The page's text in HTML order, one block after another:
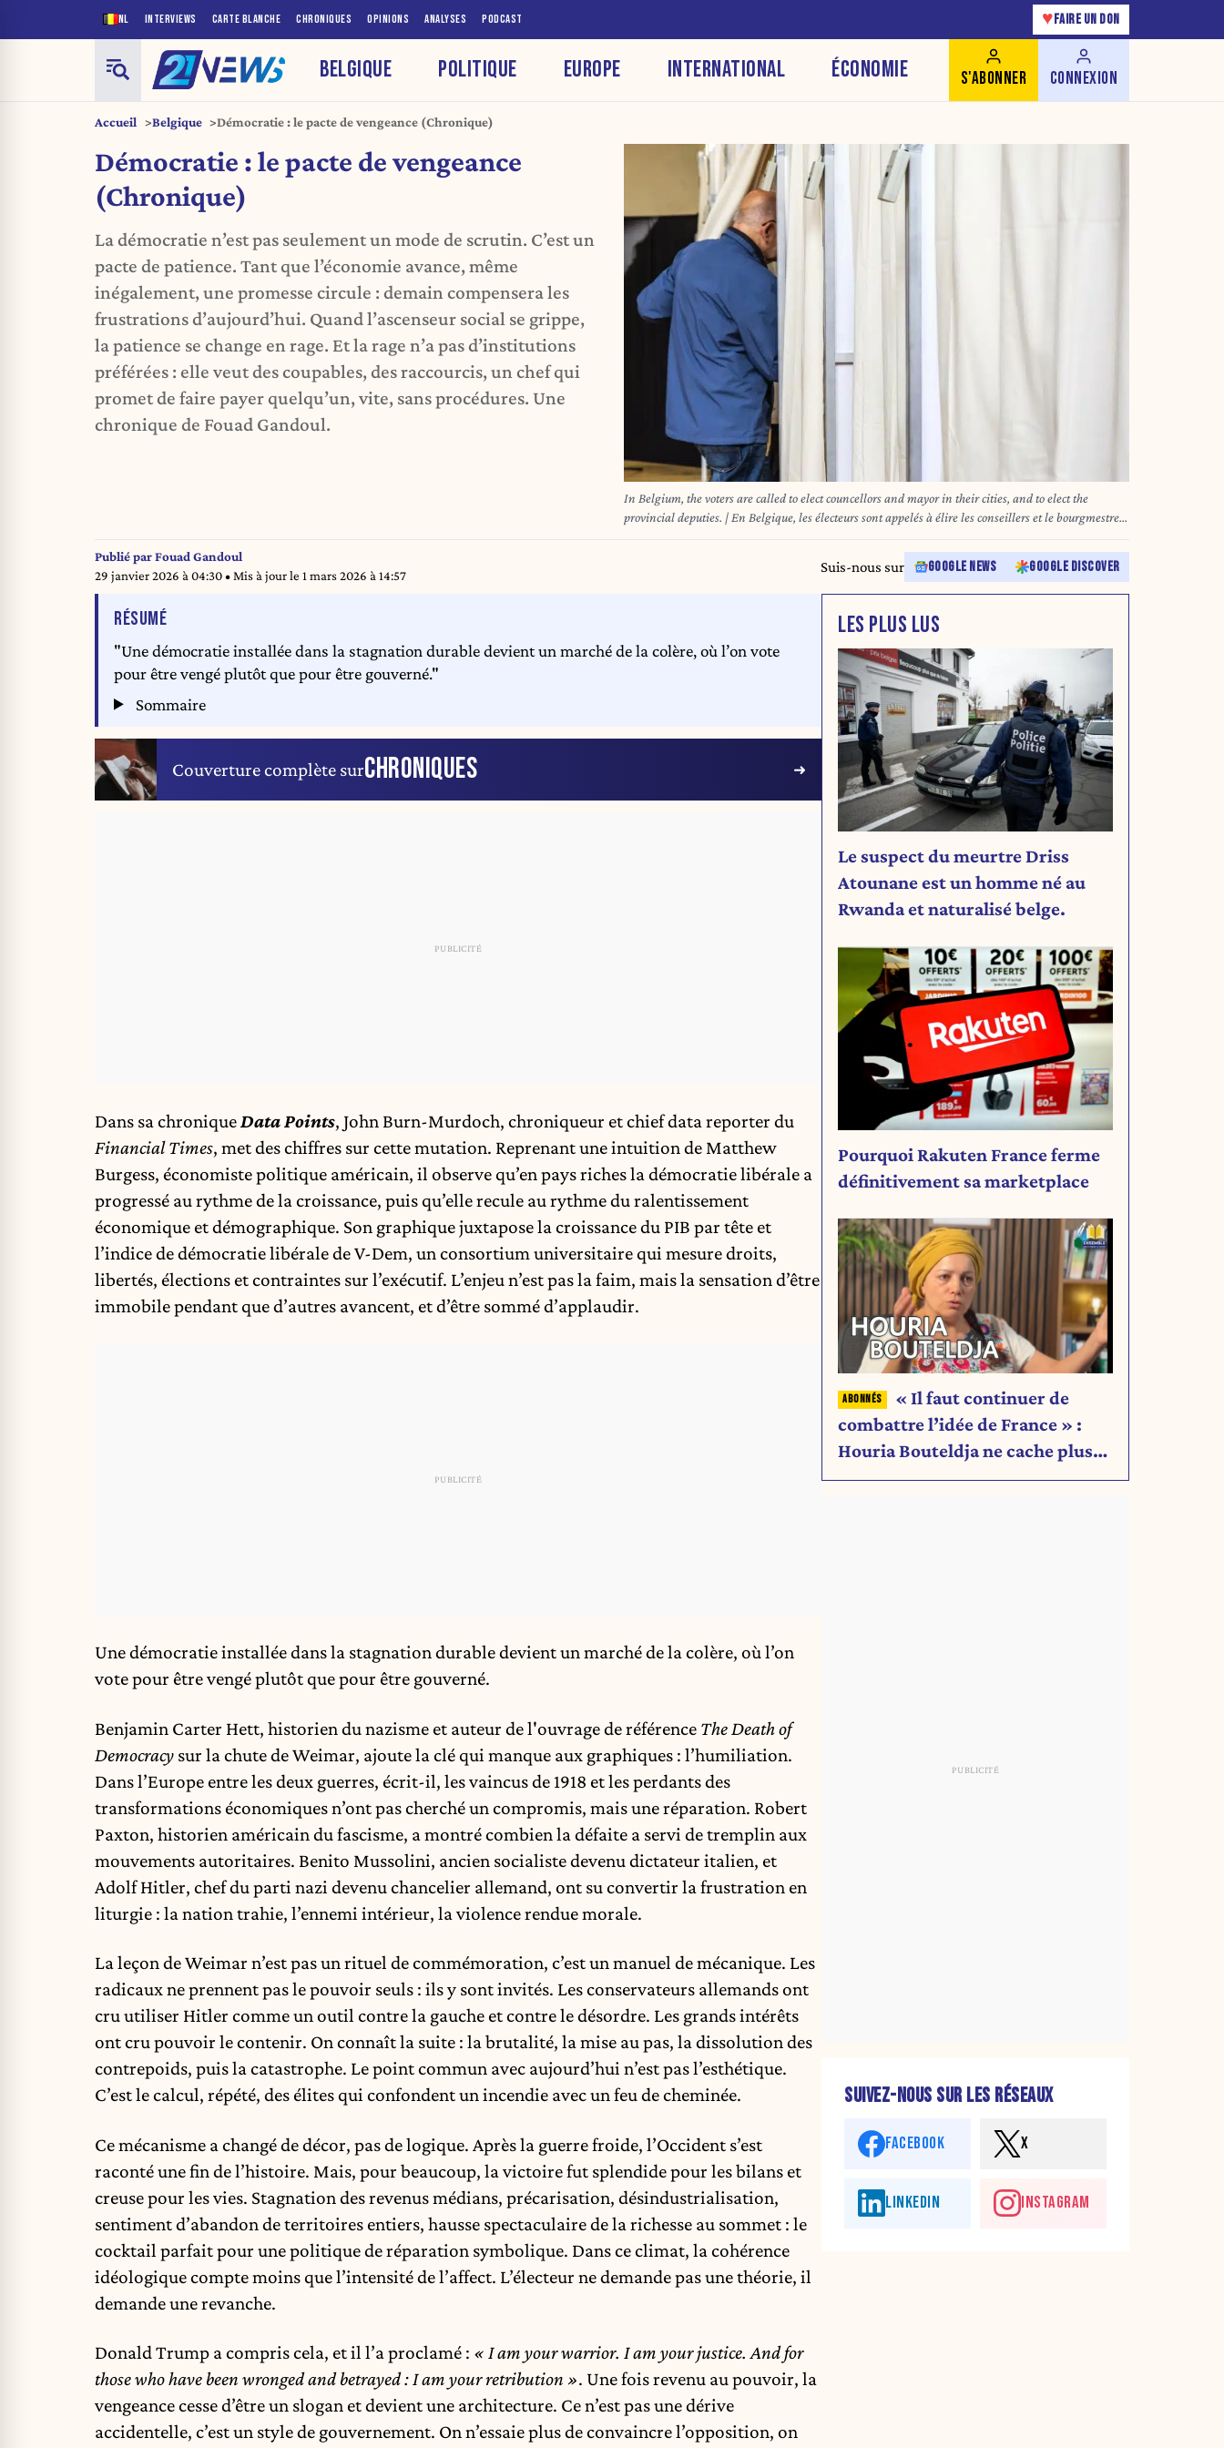
NL INTERVIEWS CARTE BLANCHE CHRONIQUES OPINIONS ANALYSES PODCAST ♥ FAIRE UN DON
BELGIQUE POLITIQUE EUROPE INTERNATIONAL ÉCONOMIE S'ABONNER CONNEXION
Accueil Belgique Démocratie : le pacte de vengeance (Chronique)
Démocratie : le pacte de vengeance
(Chronique)
La démocratie n’est pas seulement un mode de scrutin. C’est un
pacte de patience. Tant que l’économie avance, même
inégalement, une promesse circule : demain compensera les
frustrations d’aujourd’hui. Quand l’ascenseur social se grippe,
la patience se change en rage. Et la rage n’a pas d’institutions
préférées : elle veut des coupables, des raccourcis, un chef qui
promet de faire payer quelqu’un, vite, sans procédures. Une
chronique de Fouad Gandoul.
In Belgium, the voters are called to elect councellors and mayor in their cities, and to elect the
provincial deputies. | En Belgique, les électeurs sont appelés à élire les conseillers et le bourgmestre
de leur ville ou village , ainsi que les députés provinciaux. 13/10/2024
Publié parFouad Gandoul
29 janvier 2026 à 04:30• Mis à jour le 1 mars 2026 à 14:57
Suis-nous sur GOOGLE NEWS GOOGLE DISCOVER
RÉSUMÉDE L'ARTICLE
"Une démocratie installée dans la stagnation durable devient un marché de la colère, où l’on vote
pour être vengé plutôt que pour être gouverné."
Sommaire
Couverture complète surCHRONIQUES
Dans sa chroniqueData Points, John Burn-Murdoch, chroniqueur et chief data reporter du
Financial Times, met des chiffres sur cette mutation. Reprenant une intuition de Matthew
Burgess, économiste politique américain, il observe qu’en pays riches la démocratie libérale a
progressé au rythme de la croissance, puis qu’elle recule au rythme du ralentissement
économique et démographique. Son graphique juxtapose la croissance du PIB par tête et
l’indice de démocratie libérale de V-Dem, un consortium universitaire qui mesure droits,
libertés, élections et contraintes sur l’exécutif. L’enjeu n’est pas la faim, mais la sensation d’être
immobile pendant que d’autres avancent, et d’être sommé d’applaudir.
Une démocratie installée dans la stagnation durable devient un marché de la colère, où l’on
vote pour être vengé plutôt que pour être gouverné.
Benjamin Carter Hett, historien du nazisme et auteur de l'ouvrage de référence The Death of
Democracy sur la chute de Weimar, ajoute la clé qui manque aux graphiques : l’humiliation.
Dans l’Europe entre les deux guerres, écrit-il, les vaincus de 1918 et les perdants des
transformations économiques n’ont pas cherché un compromis, mais une réparation. Robert
Paxton, historien américain du fascisme, a montré combien la défaite a servi de tremplin aux
mouvements autoritaires. Benito Mussolini, ancien socialiste devenu dictateur italien, et
Adolf Hitler, chef du parti nazi devenu chancelier allemand, ont su convertir la frustration en
liturgie : la nation trahie, l’ennemi intérieur, la violence rendue morale.
La leçon de Weimar n’est pas un rituel de commémoration, c’est un manuel de mécanique. Les
radicaux ne prennent pas le pouvoir seuls : ils y sont invités. Les conservateurs allemands ont
cru utiliser Hitler comme un outil contre la gauche et contre le désordre. Les grands intérêts
ont cru pouvoir le contenir. On connaît la suite : la brutalité, la mise au pas, la dissolution des
contrepoids, puis la catastrophe. Le point commun avec aujourd’hui n’est pas l’esthétique.
C’est le calcul, répété, des élites qui confondent un incendie avec un feu de cheminée.
Ce mécanisme a changé de décor, pas de logique. Après la guerre froide, l’Occident s’est
raconté une fin de l’histoire. Mais, pour beaucoup, la victoire fut splendide pour les bilans et
creuse pour les vies. Stagnation des revenus médians, précarisation, désindustrialisation,
sentiment d’abandon de territoires entiers, hausse spectaculaire de la richesse au sommet : le
cocktail parfait pour une politique de réparation symbolique. Dans ce climat, la cohérence
idéologique compte moins que l’intensité de l’affect. L’électeur ne demande pas une théorie, il
demande une revanche.
Donald Trump a compris cela, et il l’a proclamé : « I am your warrior. I am your justice. And for
those who have been wronged and betrayed : I am your retribution ». Une fois revenu au pouvoir, la
vengeance cesse d’être un slogan et devient une architecture. Ce n’est pas une dérive
accidentelle, c’est un style de gouvernement. On n’essaie plus de convaincre l’opposition, on
LES PLUS LUS
Le suspect du meurtre Driss
Atounane est un homme né au
Rwanda et naturalisé belge.
Pourquoi Rakuten France ferme
définitivement sa marketplace
« Il faut continuer de
combattre l’idée de France » :
Houria Bouteldja ne cache plus
rien de son projet
SUIVEZ-NOUS SUR LES RÉSEAUX
FACEBOOK X
LINKEDIN INSTAGRAM